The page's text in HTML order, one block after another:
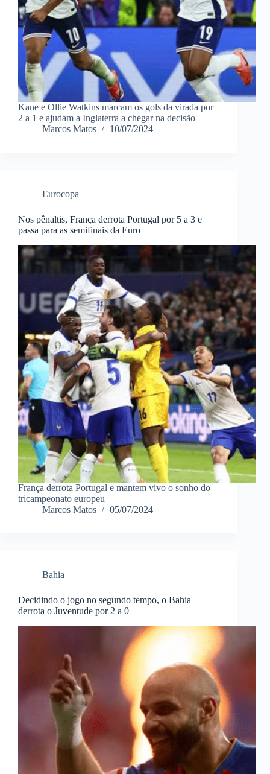
Kane e Ollie Watkins marcam os gols da virada por
2 a 1 e ajudam a Inglaterra a chegar na decisão
Marcos Matos
10/07/2024
Eurocopa
Nos pênaltis, França derrota Portugal por 5 a 3 e
passa para as semifinais da Euro
França derrota Portugal e mantem vivo o sonho do
tricampeonato europeu
Marcos Matos
05/07/2024
Bahia
Decidindo o jogo no segundo tempo, o Bahia
derrota o Juventude por 2 a 0